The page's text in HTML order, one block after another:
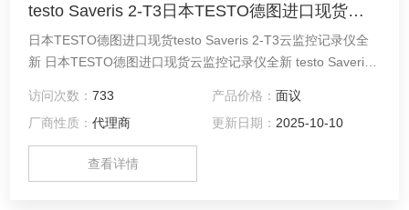
testo Saveris 2-T3日本TESTO德图进口现货云监控记录仪全新
日本TESTO德图进口现货testo Saveris 2-T3云监控记录仪全
新 日本TESTO德图进口现货云监控记录仪全新 testo Saveris
访问次数：733 产品价格： 面议
厂商性质：代理商 更新日期： 2025-10-10
查看详情